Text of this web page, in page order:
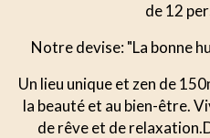
de 12
Notre devise: "La bonne
Un lieu unique et zen de
la beauté et au bien-être.
de rêve et de